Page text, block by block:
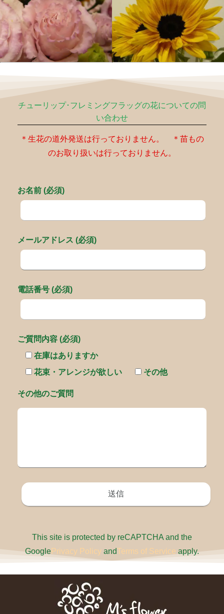
チューリップ･フレミングフラッグの花についての問
い合わせ
＊生花の道外発送は行っておりません。 ＊苗もの
のお取り扱いは行っておりません。
お名前 (必須)
メールアドレス (必須)
電話番号 (必須)
ご質問内容 (必須)
在庫はありますか
花束・アレンジが欲しい
その他
その他のご質問
This site is protected by reCAPTCHA and the
GooglePrivacy Policy andTerms of Service apply.